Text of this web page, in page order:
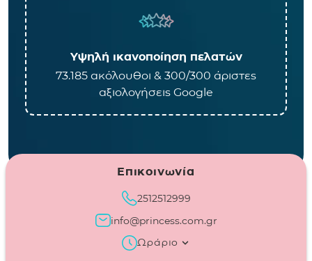
Υψηλή ικανοποίηση πελατών
73.185 ακόλουθοι & 300/300 άριστες
αξιολογήσεις Google
Επικοινωνία
2512512999
info@princess.com.gr
Ωράριο